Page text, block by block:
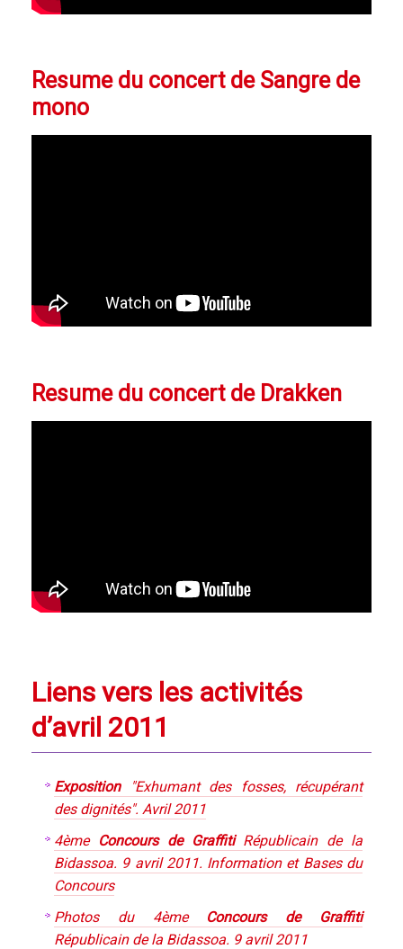
Resume du concert de Sangre de
mono
Resume du concert de Drakken
Liens vers les activités
d’avril 2011
Exposition"Exhumant des fosses, récupérant
des dignités". Avril 2011
4ème Concours de GraffitiRépublicain de la
Bidassoa. 9 avril 2011. Information et Bases du
Concours
Photos du 4ème Concours de Graffiti
Républicain de la Bidassoa. 9 avril 2011